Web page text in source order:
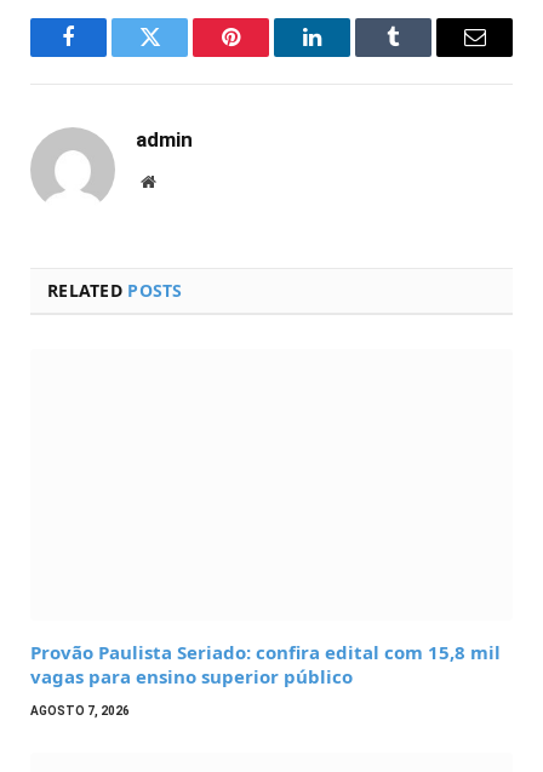
FacebookTwitter Pinterest LinkedInTumblr Email
admin
Website
RELATED POSTS
Provão Paulista Seriado: confira edital com 15,8 mil
vagas para ensino superior público
AGOSTO 7, 2026